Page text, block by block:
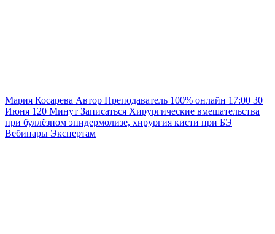
Мария Косарева Автор Преподаватель 100% онлайн 17:00 30
Июня 120 Минут Записаться Хирургические вмешательства
при буллёзном эпидермолизе, хирургия кисти при БЭ
Вебинары Экспертам